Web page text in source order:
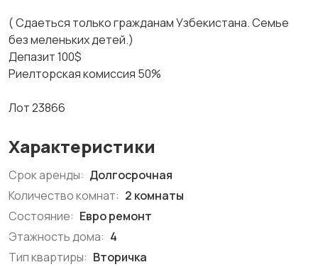
( Сдаеться только гражданам Узбекистана. Семье
без меленьких детей.)
Депазит 100$
Риелторская комиссия 50%
Лот 23866
Характеристики
Срок аренды: Долгосрочная
Количество комнат: 2 комнаты
Состояние: Евро ремонт
Этажность дома: 4
Тип квартиры: Вторичка